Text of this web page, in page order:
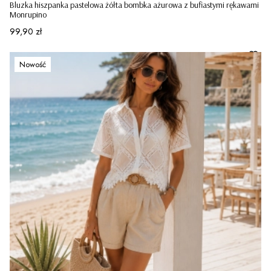
Bluzka hiszpanka pastelowa żółta bombka ażurowa z bufiastymi rękawami
Monrupino
Cena
99,90 zł
Nowość